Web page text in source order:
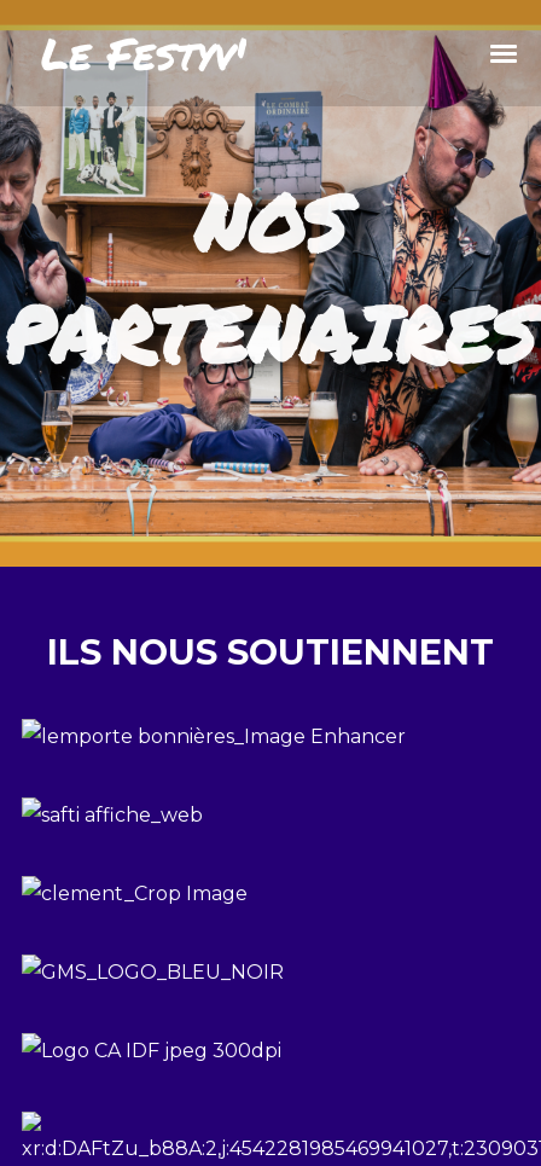
Le Festyv'
NOS
PARTENAIRES
ILS NOUS SOUTIENNENT